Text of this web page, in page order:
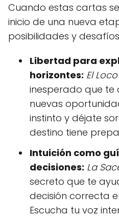
Cuando estas cartas
inicio de una nueva
posibilidades y
Libertad para
horizontes: El Loco
inesperado que te
nuevas
instinto y déjate
destino tiene
Intuición como
decisiones: La
secreto que te
decisión correcta
Escucha tu voz